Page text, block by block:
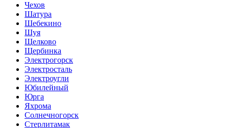
Чехов
Шатура
Шебекино
Шуя
Щелково
Щербинка
Электрогорск
Электросталь
Электроугли
Юбилейный
Юрга
Яхрома
Солнечногорск
Стерлитамак